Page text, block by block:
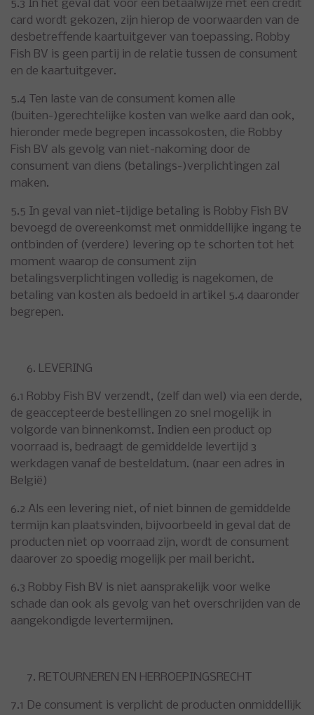
5.3 In het geval dat voor een betaalwijze met een credit
card wordt gekozen, zijn hierop de voorwaarden van de
desbetreffende kaartuitgever van toepassing. Robby
Fish BV is geen partij in de relatie tussen de consument
en de kaartuitgever.
5.4 Ten laste van de consument komen alle
(buiten-)gerechtelijke kosten van welke aard dan ook,
hieronder mede begrepen incassokosten, die Robby
Fish BV als gevolg van niet-nakoming door de
consument van diens (betalings-)verplichtingen zal
maken.
5.5 In geval van niet-tijdige betaling is Robby Fish BV
bevoegd de overeenkomst met onmiddellijke ingang te
ontbinden of (verdere) levering op te schorten tot het
moment waarop de consument zijn
betalingsverplichtingen volledig is nagekomen, de
betaling van kosten als bedoeld in artikel 5.4 daaronder
begrepen.
LEVERING
6.1 Robby Fish BV verzendt, (zelf dan wel) via een derde,
de geaccepteerde bestellingen zo snel mogelijk in
volgorde van binnenkomst. Indien een product op
voorraad is, bedraagt de gemiddelde levertijd 3
werkdagen vanaf de besteldatum. (naar een adres in
België)
6.2 Als een levering niet, of niet binnen de gemiddelde
termijn kan plaatsvinden, bijvoorbeeld in geval dat de
producten niet op voorraad zijn, wordt de consument
daarover zo spoedig mogelijk per mail bericht.
6.3 Robby Fish BV is niet aansprakelijk voor welke
schade dan ook als gevolg van het overschrijden van de
aangekondigde levertermijnen.
RETOURNEREN EN HERROEPINGSRECHT
7.1 De consument is verplicht de producten onmiddellijk